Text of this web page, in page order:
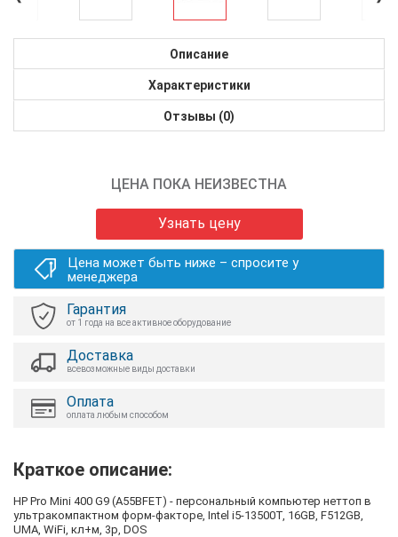
Описание
Характеристики
Отзывы (0)
ЦЕНА ПОКА НЕИЗВЕСТНА
Узнать цену
Цена может быть ниже – спросите у
менеджера
Гарантия
от 1 года на все активное оборудование
Доставка
всевозможные виды доставки
Оплата
оплата любым способом
Краткое описание:
HP Pro Mini 400 G9 (A55BFET) - персональный компьютер неттоп в
ультракомпактном форм-факторе, Intel i5-13500T, 16GB, F512GB,
UMA, WiFi, кл+м, 3р, DOS